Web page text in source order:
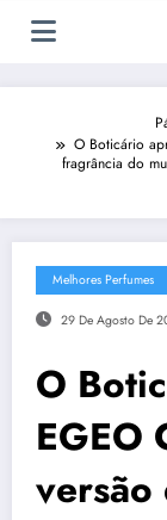
O Boticário
fragrância do
Melhores Perfumes
29 De Agosto De
O
EGEO